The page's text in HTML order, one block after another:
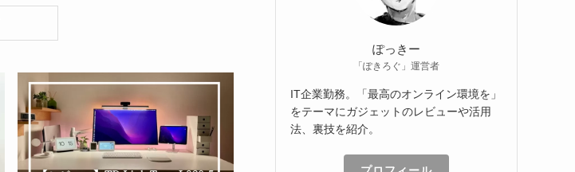
ぽっきー
「ぽきろぐ」運営者
IT企業勤務。「最高のオンライン環境を」
をテーマにガジェットのレビューや活用
法、裏技を紹介。